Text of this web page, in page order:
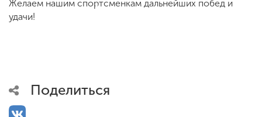
Желаем нашим спортсменкам дальнейших побед и
удачи!
Поделиться